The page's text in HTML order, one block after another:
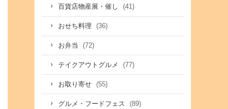
百貨店物産展・催し (41)
おせち料理 (36)
お弁当 (72)
テイクアウトグルメ (77)
お取り寄せ (55)
グルメ・フードフェス (89)